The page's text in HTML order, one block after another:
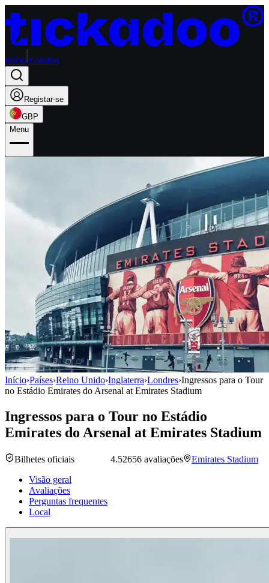
Início London
Registar-se
GBP
Menu
Início›Países›Reino Unido›Inglaterra›Londres›Ingressos para o Tour
no Estádio Emirates do Arsenal at Emirates Stadium
Ingressos para o Tour no Estádio
Emirates do Arsenal at Emirates Stadium
Bilhetes oficiais 4.52656 avaliações
Emirates Stadium
Visão geral
Avaliações
Perguntas frequentes
Local